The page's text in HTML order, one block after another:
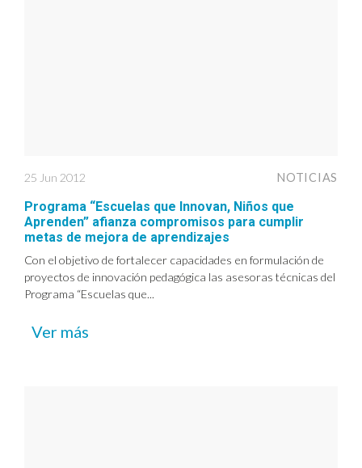
25 Jun 2012 NOTICIAS
Programa “Escuelas que Innovan, Niños que
Aprenden” afianza compromisos para cumplir
metas de mejora de aprendizajes
Con el objetivo de fortalecer capacidades en formulación de
proyectos de innovación pedagógica las asesoras técnicas del
Programa “Escuelas que...
Ver más